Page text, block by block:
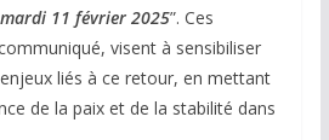
11 février 2025”. Ces
visent à sensibiliser
liés à ce retour, en mettant
de la paix et de la stabilité dans